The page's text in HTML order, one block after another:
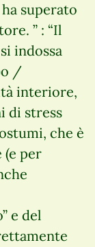
superato
” : “Il
indossa
/
interiore,
di stress
che è
(e per
e del